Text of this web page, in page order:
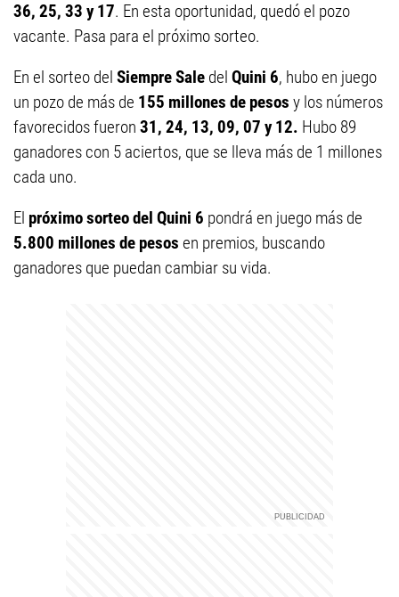
36, 25, 33 y 17. En esta oportunidad, quedó el pozo
vacante. Pasa para el próximo sorteo.
En el sorteo del Siempre Sale del Quini 6, hubo en juego
un pozo de más de 155 millones de pesos y los números
favorecidos fueron 31, 24, 13, 09, 07 y 12. Hubo 89
ganadores con 5 aciertos, que se lleva más de 1 millones
cada uno.
El próximo sorteo del Quini 6 pondrá en juego más de
5.800 millones de pesos en premios, buscando
ganadores que puedan cambiar su vida.